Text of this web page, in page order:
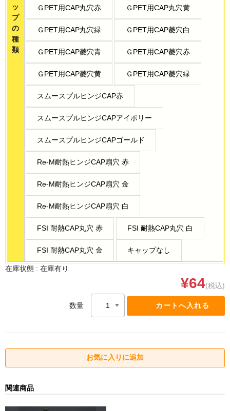
ッ
プ
の
種
類
ＧPET用CAP丸穴赤 ＧPET用CAP丸穴黄
ＧPET用CAP丸穴緑 ＧPET用CAP菱穴白
ＧPET用CAP菱穴青 ＧPET用CAP菱穴赤
ＧPET用CAP菱穴黄 ＧPET用CAP菱穴緑
スムースプルヒンジCAP赤
スムースプルヒンジCAPアイボリー
スムースプルヒンジCAPゴールド
Re-M耐熱ヒンジCAP扇穴 赤
Re-M耐熱ヒンジCAP扇穴 金
Re-M耐熱ヒンジCAP扇穴 白
FSI 耐熱CAP丸穴 赤 FSI 耐熱CAP丸穴 白
FSI 耐熱CAP丸穴 金 キャップなし
在庫状態 : 在庫有り
¥64(税込)
数量
関連商品